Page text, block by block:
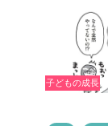
子どもの成長